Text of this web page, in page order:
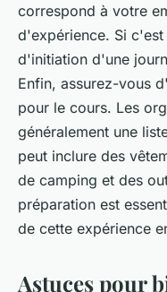
correspond à votre
d'expérience. Si
d'initiation d'une
Enfin, assurez-vous
pour le cours. Les
généralement une
peut inclure des
de camping et des
préparation est
de cette expérience
Astuces pour